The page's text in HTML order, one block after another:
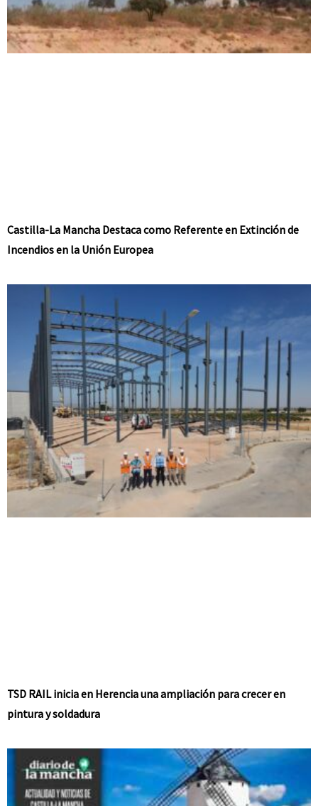
Castilla-La Mancha Destaca como Referente en Extinción de
Incendios en la Unión Europea
TSD RAIL inicia en Herencia una ampliación para crecer en
pintura y soldadura